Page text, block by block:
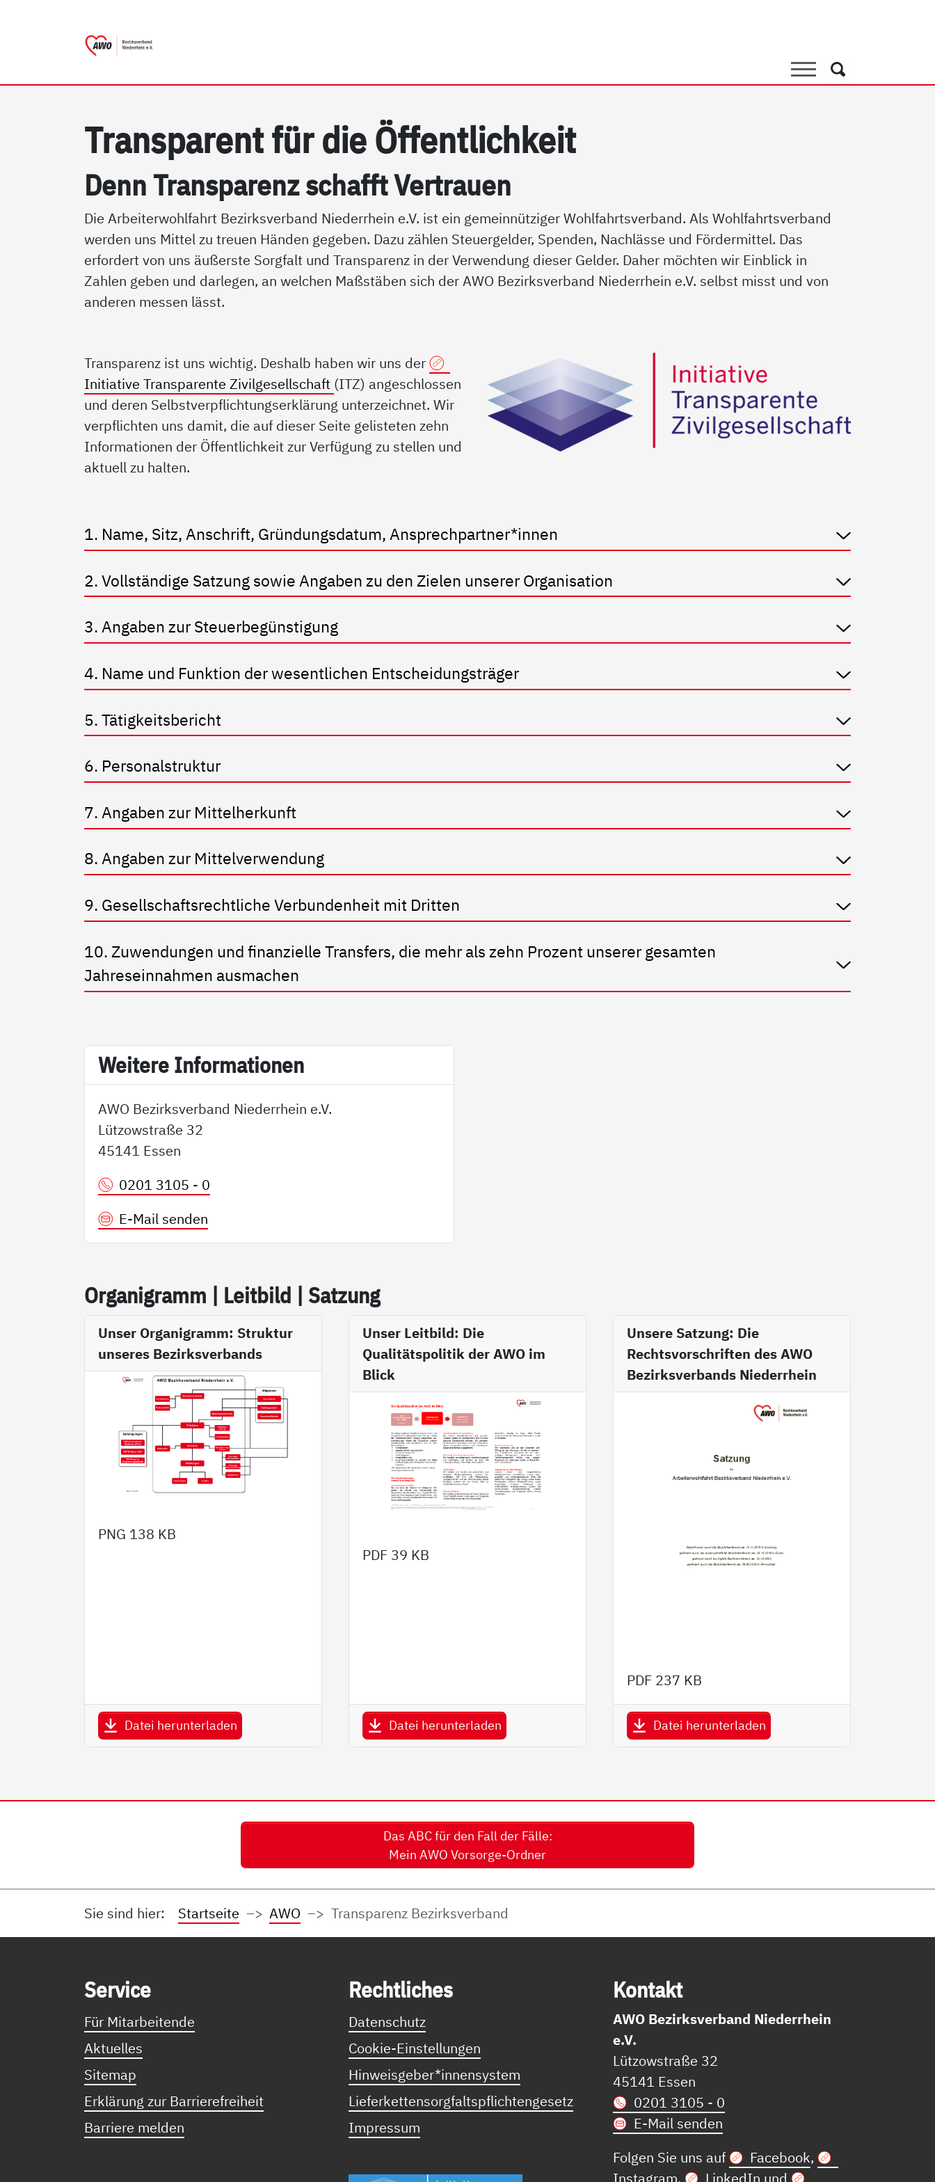
Suche
Suche
Tran­s­pa­rent für die Öf­f­ent­lich­keit
Denn Tran­s­pa­renz schafft Ver­trau­en
Die Arbeiterwohlfahrt Bezirksverband Niederrhein e.V. ist ein gemeinnütziger Wohlfahrtsverband. Als Wohlfahrtsverband
werden uns Mittel zu treuen Händen gegeben. Dazu zählen Steuergelder, Spenden, Nachlässe und Fördermittel. Das
erfordert von uns äußerste Sorgfalt und Transparenz in der Verwendung dieser Gelder. Daher möchten wir Einblick in
Zahlen geben und darlegen, an welchen Maßstäben sich der AWO Bezirksverband Niederrhein e.V. selbst misst und von
anderen messen lässt.
Transparenz ist uns wichtig. Deshalb haben wir uns der
Initiative Transparente Zivilgesellschaft (ITZ) angeschlossen
und deren Selbstverpflichtungserklärung unterzeichnet. Wir
verpflichten uns damit, die auf dieser Seite gelisteten zehn
Informationen der Öffentlichkeit zur Verfügung zu stellen und
aktuell zu halten.
1. Name, Sitz, Anschrift, Gründungsdatum, Ansprechpartner*innen
2. Vollständige Satzung sowie Angaben zu den Zielen unserer Organisation
3. Angaben zur Steuerbegünstigung
4. Name und Funktion der wesentlichen Entscheidungsträger
5. Tätigkeitsbericht
6. Personalstruktur
7. Angaben zur Mittelherkunft
8. Angaben zur Mittelverwendung
9. Gesellschaftsrechtliche Verbundenheit mit Dritten
10. Zuwendungen und finanzielle Transfers, die mehr als zehn Prozent unserer gesamten
Jahreseinnahmen ausmachen
Wei­te­re In­for­ma­tio­nen
AWO Bezirksverband Niederrhein e.V.
Lützowstraße 32
45141 Essen
0201 3105 - 0
E-Mail senden
Or­ga­ni­gramm | Leit­bild | Sat­zung
Unser Organigramm: Struktur
unseres Bezirksverbands
PNG 138 KB
Datei herunterladen
Unser Leitbild: Die
Qualitätspolitik der AWO im
Blick
PDF 39 KB
Datei herunterladen
Unsere Satzung: Die
Rechtsvorschriften des AWO
Bezirksverbands Niederrhein
PDF 237 KB
Datei herunterladen
Das ABC für den Fall der Fälle:
Mein AWO Vorsorge-Ordner
Sie sind hier: Startseite AWO Transparenz Bezirksverband
Ser­vice
Für Mitarbeitende
Aktuelles
Sitemap
Erklärung zur Barrierefreiheit
Barriere melden
Recht­li­ches
Datenschutz
Cookie-Einstellungen
Hinweisgeber*innensystem
Lieferkettensorgfaltspflichtengesetz
Impressum
Kon­takt
AWO Bezirksverband Niederrhein
e.V.
Lützowstraße 32
45141 Essen
0201 3105 - 0
E-Mail senden
Folgen Sie uns auf
Facebook,